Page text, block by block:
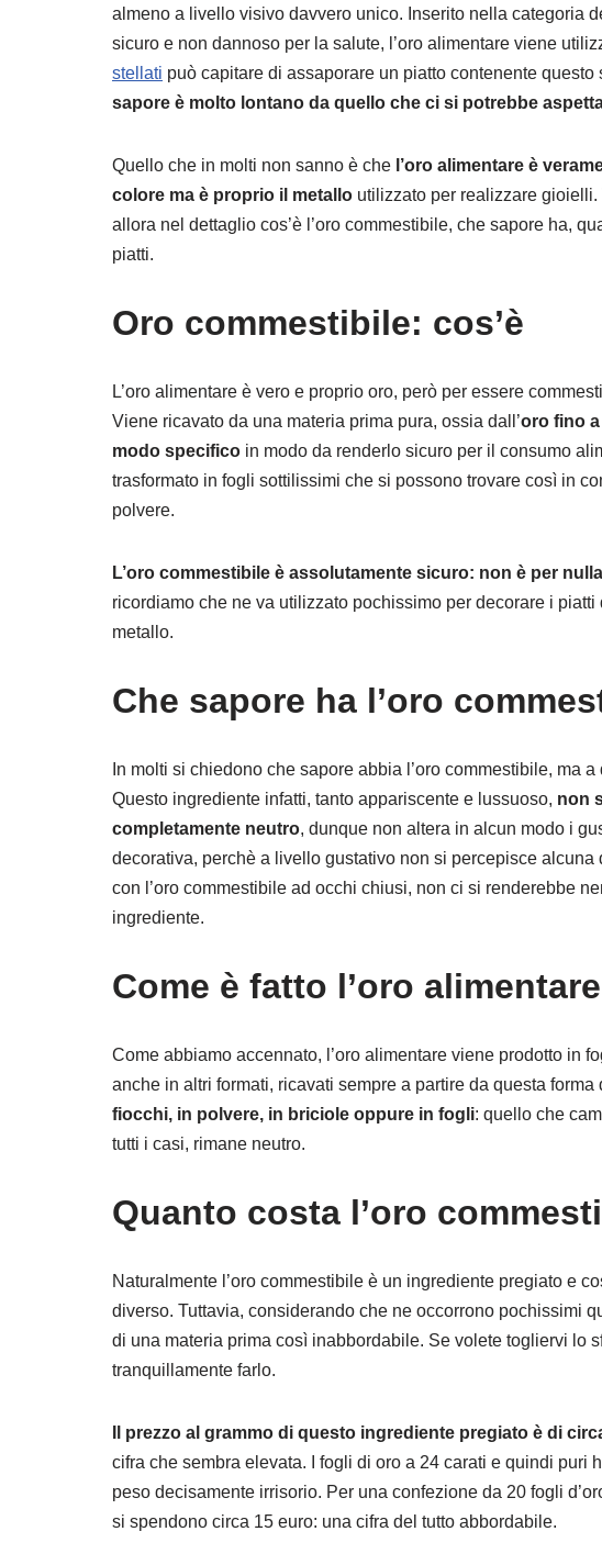
almeno a livello visivo davvero unico. Inserito nella categoria
sicuro e non dannoso per la salute, l’oro alimentare viene
stellati può capitare di assaporare un piatto contenente
sapore è molto lontano da quello che ci si potrebbe
Quello che in molti non sanno è che l’oro alimentare è
colore ma è proprio il metallo utilizzato per realizzare
allora nel dettaglio cos’è l’oro commestibile, che sapore ha,
piatti.
Oro commestibile: cos’è
L’oro alimentare è vero e proprio oro, però per essere
Viene ricavato da una materia prima pura, ossia dall’oro fino
modo specifico in modo da renderlo sicuro per il consumo
trasformato in fogli sottilissimi che si possono trovare così in
polvere.
L’oro commestibile è assolutamente sicuro: non è per
ricordiamo che ne va utilizzato pochissimo per decorare i
metallo.
Che sapore ha l’oro
In molti si chiedono che sapore abbia l’oro commestibile, ma
Questo ingrediente infatti, tanto appariscente e lussuoso, non
completamente neutro, dunque non altera in alcun modo i
decorativa, perchè a livello gustativo non si percepisce
con l’oro commestibile ad occhi chiusi, non ci si renderebbe
ingrediente.
Come è fatto l’oro alimentare
Come abbiamo accennato, l’oro alimentare viene prodotto in
anche in altri formati, ricavati sempre a partire da questa forma
fiocchi, in polvere, in briciole oppure in fogli: quello che
tutti i casi, rimane neutro.
Quanto costa l’oro
Naturalmente l’oro commestibile è un ingrediente pregiato e
diverso. Tuttavia, considerando che ne occorrono pochissimi
di una materia prima così inabbordabile. Se volete togliervi lo
tranquillamente farlo.
Il prezzo al grammo di questo ingrediente pregiato è di
cifra che sembra elevata. I fogli di oro a 24 carati e quindi puri
peso decisamente irrisorio. Per una confezione da 20 fogli
si spendono circa 15 euro: una cifra del tutto abbordabile.